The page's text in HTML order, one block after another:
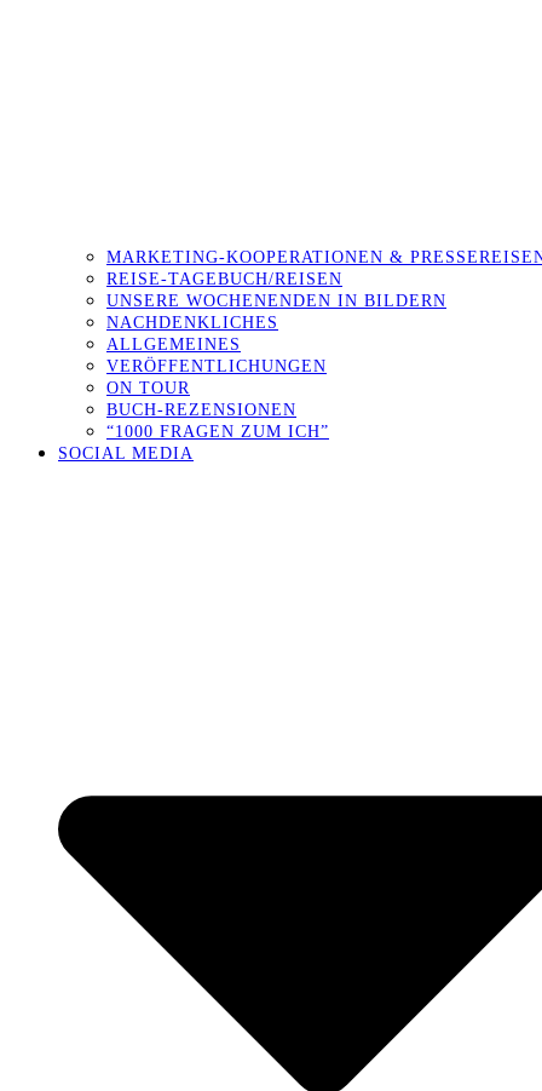
MARKETING-KOOPERATIONEN &
REISE-TAGEBUCH/REISEN
UNSERE WOCHENENDEN IN BILDERN
NACHDENKLICHES
ALLGEMEINES
VERÖFFENTLICHUNGEN
ON TOUR
BUCH-REZENSIONEN
“1000 FRAGEN ZUM ICH”
SOCIAL MEDIA